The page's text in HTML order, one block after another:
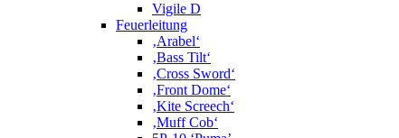
Vigile D
Feuerleitung
‚Arabel‘
‚Bass Tilt‘
‚Cross Sword‘
‚Front Dome‘
‚Kite Screech‘
‚Muff Cob‘